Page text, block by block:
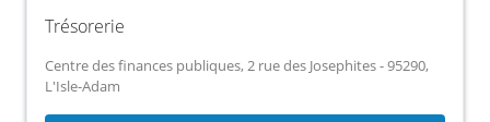
Trésorerie
Centre des finances publiques, 2 rue des Josephites - 95290,
L'Isle-Adam